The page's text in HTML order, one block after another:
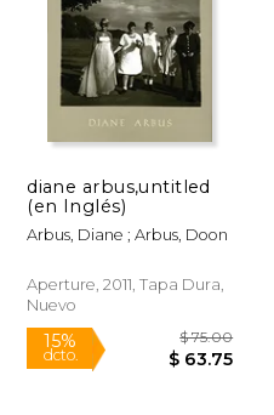
diane arbus,untitled
(en Inglés)
Arbus, Diane ; Arbus, Doon
Aperture, 2011, Tapa Dura,
Nuevo